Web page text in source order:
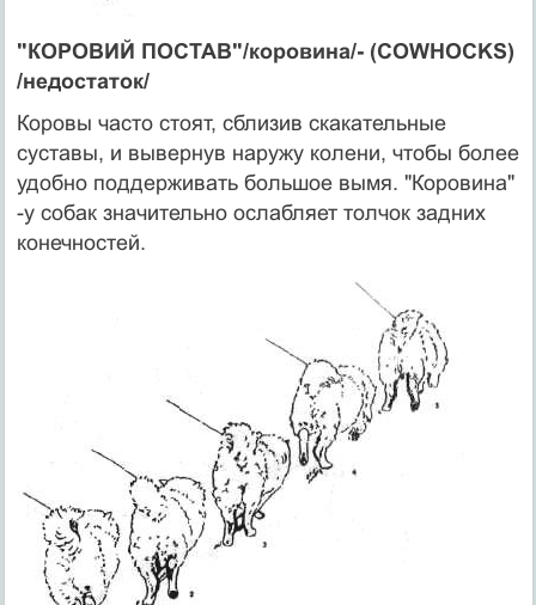
"КОРОВИЙ ПОСТАВ"/коровина/- (COWHOCKS)
/недостаток/
Коровы часто стоят, сблизив скакательные
суставы, и вывернув наружу колени, чтобы более
удобно поддерживать большое вымя. "Коровина"
-у собак значительно ослабляет толчок задних
конечностей.